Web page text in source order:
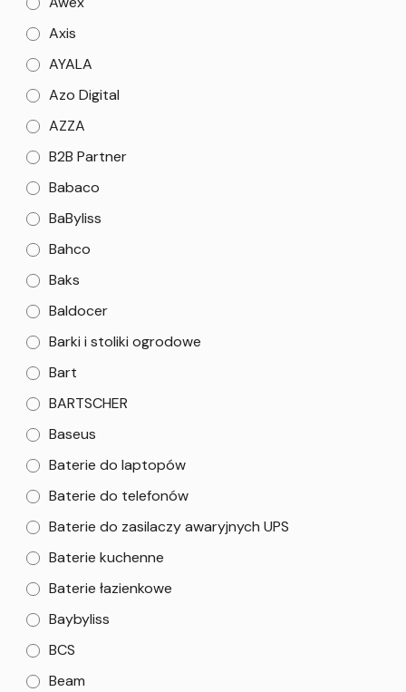
Axis
AYALA
Azo Digital
AZZA
B2B Partner
Babaco
BaByliss
Bahco
Baks
Baldocer
Barki i stoliki ogrodowe
Bart
BARTSCHER
Baseus
Baterie do laptopów
Baterie do telefonów
Baterie do zasilaczy awaryjnych UPS
Baterie kuchenne
Baterie łazienkowe
Baybyliss
BCS
Beam